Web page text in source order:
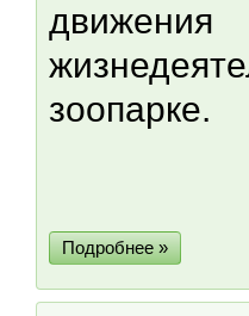
зоопарке.
Подробнее »